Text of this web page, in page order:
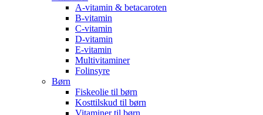
A-vitamin & betacaroten
B-vitamin
C-vitamin
D-vitamin
E-vitamin
Multivitaminer
Folinsyre
Børn
Fiskeolie til børn
Kosttilskud til børn